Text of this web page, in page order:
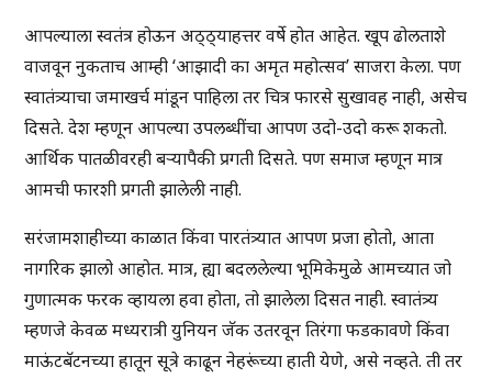
आपल्याला स्वतंत्र होऊन अठ्ठ्याहत्तर वर्षे होत आहेत. खूप ढोलताशे
वाजवून नुकताच आम्ही ‘आझादी का अमृत महोत्सव’ साजरा केला. पण
स्वातंत्र्याचा जमाखर्च मांडून पाहिला तर चित्र फारसे सुखावह नाही, असेच
दिसते. देश म्हणून आपल्या उपलब्धींचा आपण उदो-उदो करू शकतो.
आर्थिक पातळीवरही बऱ्यापैकी प्रगती दिसते. पण समाज म्हणून मात्र
आमची फारशी प्रगती झालेली नाही.
सरंजामशाहीच्या काळात किंवा पारतंत्र्यात आपण प्रजा होतो, आता
नागरिक झालो आहोत. मात्र, ह्या बदललेल्या भूमिकेमुळे आमच्यात जो
गुणात्मक फरक व्हायला हवा होता, तो झालेला दिसत नाही. स्वातंत्र्य
म्हणजे केवळ मध्यरात्री युनियन जॅक उतरवून तिरंगा फडकावणे किंवा
माऊंटबॅटनच्या हातून सूत्रे काढून नेहरूंच्या हाती येणे, असे नव्हते. ती तर